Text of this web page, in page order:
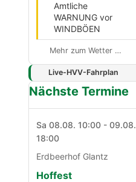
Amtliche
WARNUNG vor
WINDBÖEN
Mehr zum Wetter …
Live-HVV-Fahrplan
Nächste Termine
Sa 08.08. 10:00 - 09.08.
18:00
Erdbeerhof Glantz
Hoffest